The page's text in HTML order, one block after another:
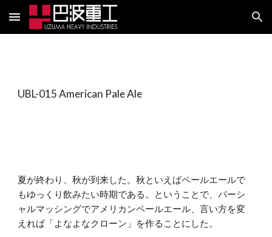
Skip to main content Skip to navigation
UBL-015 American Pale Ale
夏が終わり、秋が到来した。秋といえばペールエールで
もゆっくり飲みたい時期である。ということで、パーシ
ャルマッシングでアメリカンペールエール、言い方を変
えれば「よなよなクローン」を作ることにした。